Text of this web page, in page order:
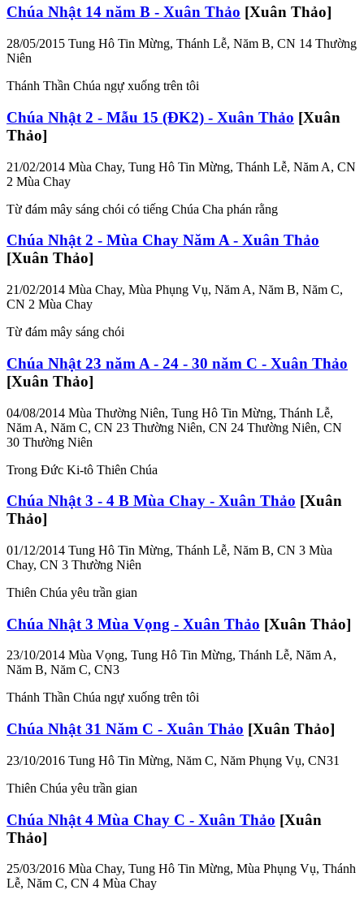
Chúa Nhật 14 năm B - Xuân Thảo [Xuân Thảo]
28/05/2015 Tung Hô Tin Mừng, Thánh Lễ, Năm B, CN 14 Thường
Niên
Thánh Thần Chúa ngự xuống trên tôi
Chúa Nhật 2 - Mẫu 15 (ĐK2) - Xuân Thảo [Xuân
Thảo]
21/02/2014 Mùa Chay, Tung Hô Tin Mừng, Thánh Lễ, Năm A, CN
2 Mùa Chay
Từ đám mây sáng chói có tiếng Chúa Cha phán rằng
Chúa Nhật 2 - Mùa Chay Năm A - Xuân Thảo
[Xuân Thảo]
21/02/2014 Mùa Chay, Mùa Phụng Vụ, Năm A, Năm B, Năm C,
CN 2 Mùa Chay
Từ đám mây sáng chói
Chúa Nhật 23 năm A - 24 - 30 năm C - Xuân Thảo
[Xuân Thảo]
04/08/2014 Mùa Thường Niên, Tung Hô Tin Mừng, Thánh Lễ,
Năm A, Năm C, CN 23 Thường Niên, CN 24 Thường Niên, CN
30 Thường Niên
Trong Đức Ki-tô Thiên Chúa
Chúa Nhật 3 - 4 B Mùa Chay - Xuân Thảo [Xuân
Thảo]
01/12/2014 Tung Hô Tin Mừng, Thánh Lễ, Năm B, CN 3 Mùa
Chay, CN 3 Thường Niên
Thiên Chúa yêu trần gian
Chúa Nhật 3 Mùa Vọng - Xuân Thảo [Xuân Thảo]
23/10/2014 Mùa Vọng, Tung Hô Tin Mừng, Thánh Lễ, Năm A,
Năm B, Năm C, CN3
Thánh Thần Chúa ngự xuống trên tôi
Chúa Nhật 31 Năm C - Xuân Thảo [Xuân Thảo]
23/10/2016 Tung Hô Tin Mừng, Năm C, Năm Phụng Vụ, CN31
Thiên Chúa yêu trần gian
Chúa Nhật 4 Mùa Chay C - Xuân Thảo [Xuân
Thảo]
25/03/2016 Mùa Chay, Tung Hô Tin Mừng, Mùa Phụng Vụ, Thánh
Lễ, Năm C, CN 4 Mùa Chay